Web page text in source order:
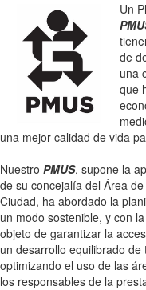
Un
de
una
que
una mejor calidad de vida
Nuestro PMUS, supone la
de su concejalía del Área
Ciudad, ha abordado la
un modo sostenible, y con
objeto de garantizar la
un desarrollo equilibrado
optimizando el uso de las
los responsables de la